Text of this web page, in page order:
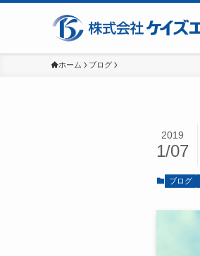
ホーム ブログ
2019
1/07
ブログ